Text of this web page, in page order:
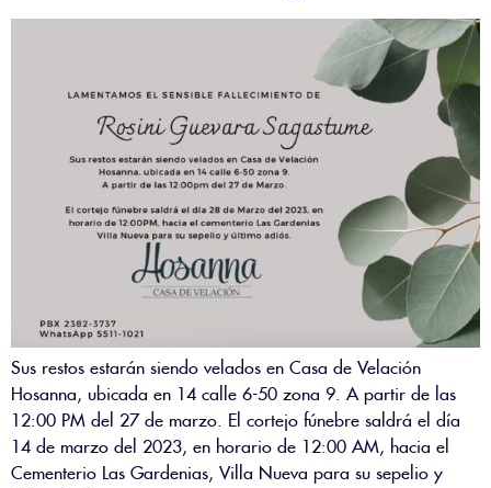
Sus restos estarán siendo velados en Casa de Velación
Hosanna, ubicada en 14 calle 6-50 zona 9. A partir de las
12:00 PM del 27 de marzo. El cortejo fúnebre saldrá el día
14 de marzo del 2023, en horario de 12:00 AM, hacia el
Cementerio Las Gardenias, Villa Nueva para su sepelio y